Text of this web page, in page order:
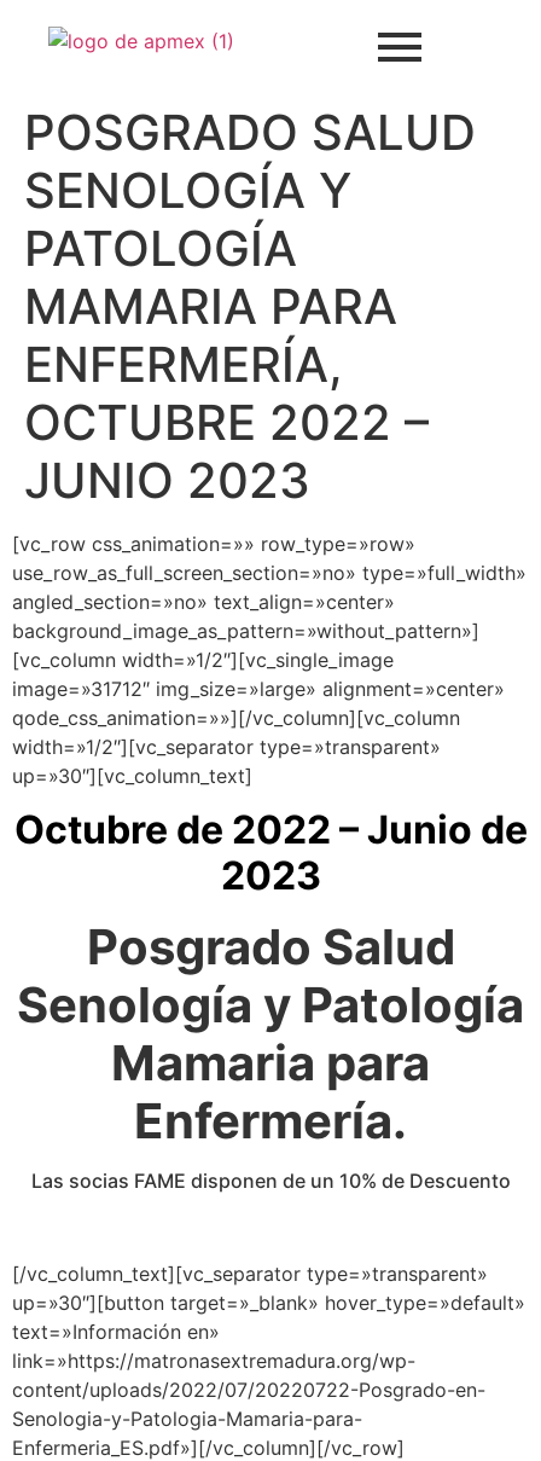
POSGRADO SALUD
SENOLOGÍA Y
PATOLOGÍA
MAMARIA PARA
ENFERMERÍA,
OCTUBRE 2022 –
JUNIO 2023
[vc_row css_animation=»» row_type=»row»
use_row_as_full_screen_section=»no» type=»full_width»
angled_section=»no» text_align=»center»
background_image_as_pattern=»without_pattern»]
[vc_column width=»1/2″][vc_single_image
image=»31712″ img_size=»large» alignment=»center»
qode_css_animation=»»][/vc_column][vc_column
width=»1/2″][vc_separator type=»transparent»
up=»30″][vc_column_text]
Octubre de 2022 – Junio de
2023
Posgrado Salud
Senología y Patología
Mamaria para
Enfermería.
Las socias FAME disponen de un 10% de Descuento
[/vc_column_text][vc_separator type=»transparent»
up=»30″][button target=»_blank» hover_type=»default»
text=»Información en»
link=»https://matronasextremadura.org/wp-
content/uploads/2022/07/20220722-Posgrado-en-
Senologia-y-Patologia-Mamaria-para-
Enfermeria_ES.pdf»][/vc_column][/vc_row]